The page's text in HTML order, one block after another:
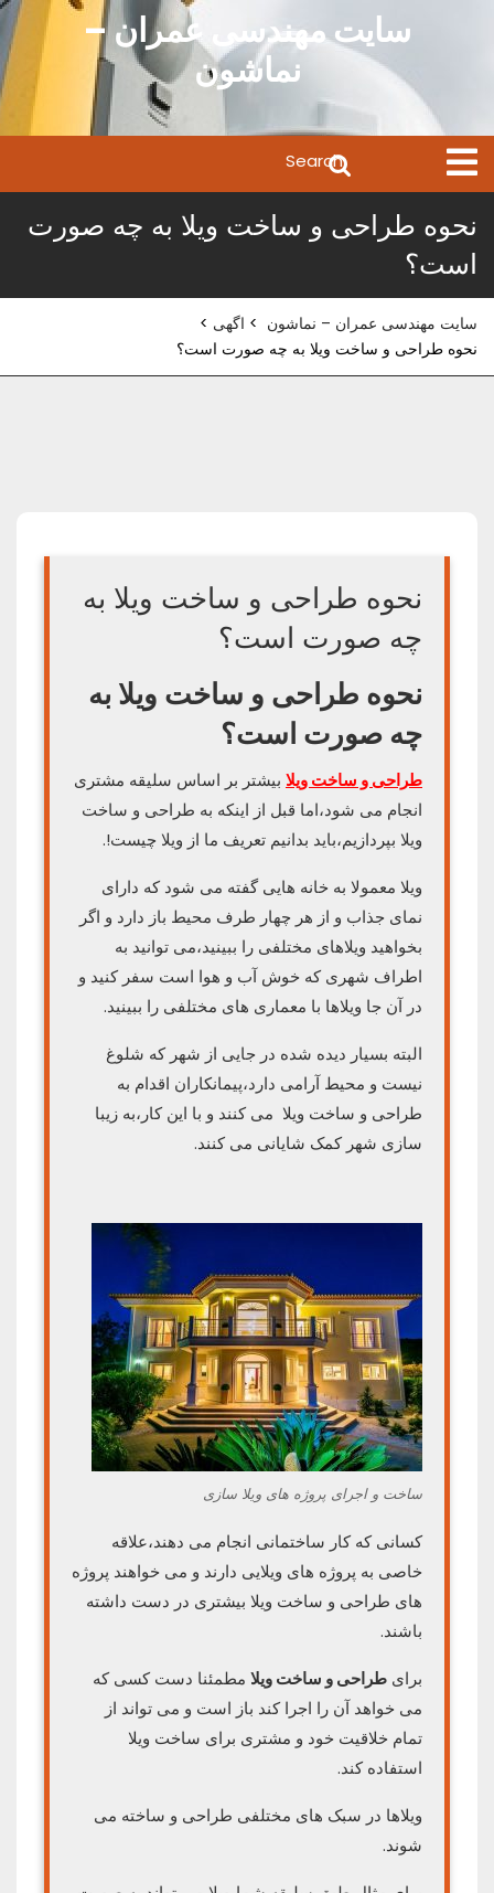
سایت مهندسی عمران –
نماشون
Open
Menu
for:
نحوه طراحی و ساخت ویلا به چه صورت
است؟
سایت مهندسی عمران – نماشون > اگهی >
نحوه طراحی و ساخت ویلا به چه صورت است؟
نحوه طراحی و ساخت ویلا به
چه صورت است؟
نحوه طراحی و ساخت ویلا به
چه صورت است؟
طراحی و ساخت ویلا بیشتر بر اساس سلیقه مشتری
انجام می شود،اما قبل از اینکه به طراحی و ساخت
ویلا بپردازیم،باید بدانیم تعریف ما از ویلا چیست!.
ویلا معمولا به خانه هایی گفته می شود که دارای
نمای جذاب و از هر چهار طرف محیط باز دارد و اگر
بخواهید ویلاهای مختلفی را ببینید،می توانید به
اطراف شهری که خوش آب و هوا است سفر کنید و
در آن جا ویلاها با معماری های مختلفی را ببینید.
البته بسیار دیده شده در جایی از شهر که شلوغ
نیست و محیط آرامی دارد،پیمانکاران اقدام به
طراحی و ساخت ویلا می کنند و با این کار،به زیبا
سازی شهر کمک شایانی می کنند.
ساخت و اجرای پروژه های ویلا سازی
کسانی که کار ساختمانی انجام می دهند،علاقه
خاصی به پروژه های ویلایی دارند و می خواهند پروژه
های طراحی و ساخت ویلا بیشتری در دست داشته
باشند.
برای طراحی و ساخت ویلا مطمئنا دست کسی که
می خواهد آن را اجرا کند باز است و می تواند از
تمام خلاقیت خود و مشتری برای ساخت ویلا
استفاده کند.
ویلاها در سبک های مختلفی طراحی و ساخته می
شوند.